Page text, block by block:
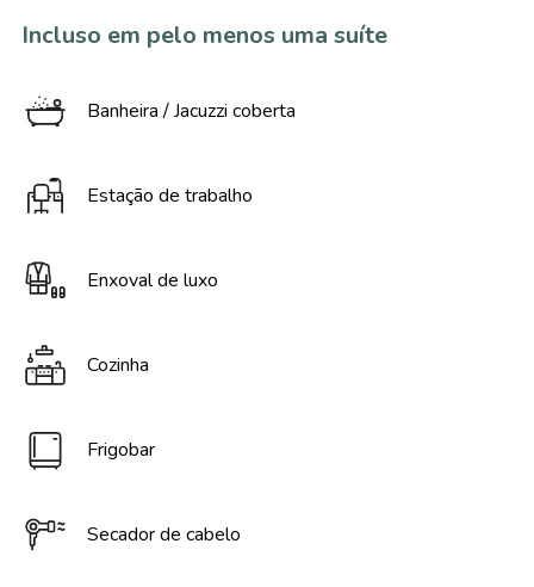
Incluso em pelo menos uma suíte
Banheira / Jacuzzi coberta
Estação de trabalho
Enxoval de luxo
Cozinha
Frigobar
Secador de cabelo